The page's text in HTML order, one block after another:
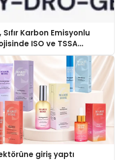
Karbon Emisyonlu
ISO ve TSSA
giriş yaptı